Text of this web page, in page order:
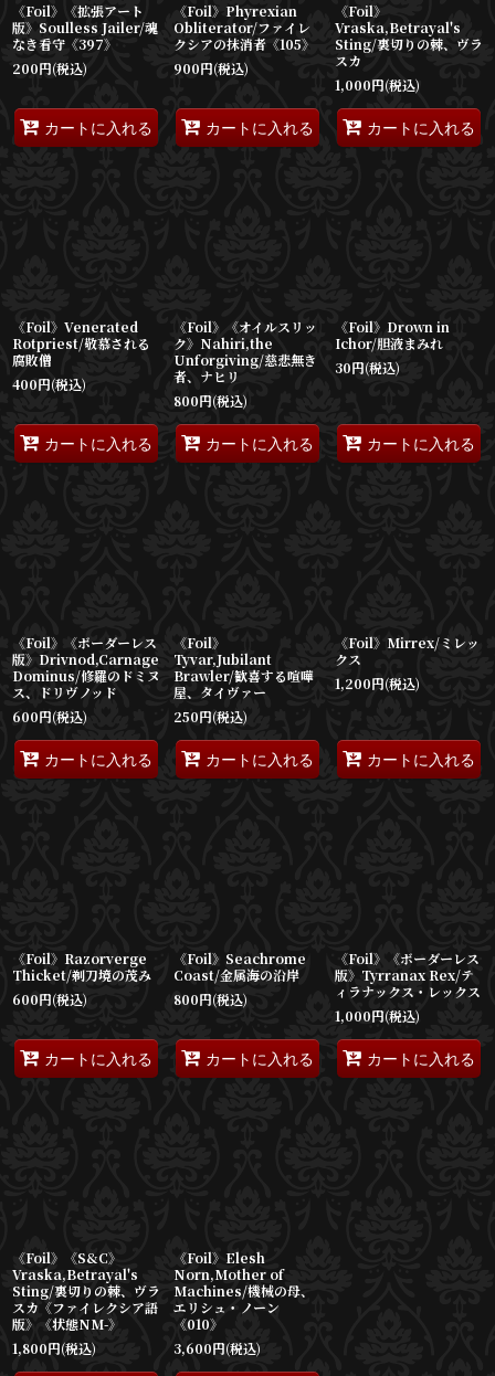
《Foil》《拡張アート
版》Soulless Jailer/魂
なき看守《397》
200円(税込)
カートに入れる
《Foil》Phyrexian
Obliterator/ファイレ
クシアの抹消者《105》
900円(税込)
カートに入れる
《Foil》
Vraska,Betrayal's
Sting/裏切りの棘、ヴラ
スカ
1,000円(税込)
カートに入れる
《Foil》Venerated
Rotpriest/敬慕される
腐敗僧
400円(税込)
カートに入れる
《Foil》《オイルスリッ
ク》Nahiri,the
Unforgiving/慈悲無き
者、ナヒリ
800円(税込)
カートに入れる
《Foil》Drown in
Ichor/胆液まみれ
30円(税込)
カートに入れる
《Foil》《ボーダーレス
版》Drivnod,Carnage
Dominus/修羅のドミヌ
ス、ドリヴノッド
600円(税込)
カートに入れる
《Foil》
Tyvar,Jubilant
Brawler/歓喜する喧嘩
屋、タイヴァー
250円(税込)
カートに入れる
《Foil》Mirrex/ミレッ
クス
1,200円(税込)
カートに入れる
《Foil》Razorverge
Thicket/剃刀境の茂み
600円(税込)
カートに入れる
《Foil》Seachrome
Coast/金属海の沿岸
800円(税込)
カートに入れる
《Foil》《ボーダーレス
版》Tyrranax Rex/テ
ィラナックス・レックス
1,000円(税込)
カートに入れる
《Foil》《S&C》
Vraska,Betrayal's
Sting/裏切りの棘、ヴラ
スカ《ファイレクシア語
版》《状態NM-》
1,800円(税込)
《Foil》Elesh
Norn,Mother of
Machines/機械の母、
エリシュ・ノーン
《010》
3,600円(税込)